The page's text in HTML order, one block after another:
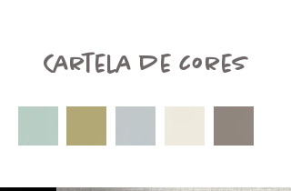
Cartela de cores